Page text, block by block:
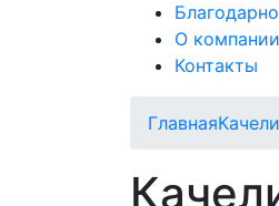
О компании
Контакты
Главная